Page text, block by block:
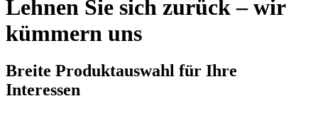
Lehnen Sie sich zurück – wir
kümmern uns
Breite Produktauswahl für Ihre
Interessen